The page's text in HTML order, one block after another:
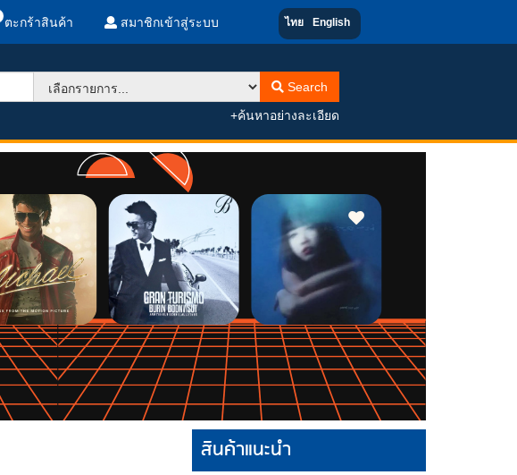
ตะกร้าสินค้า สมาชิกเข้าสู่ระบบ ไทย English
Search
+ค้นหาอย่างละเอียด
สินค้าแนะนำ